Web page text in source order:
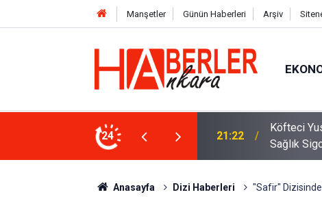
Manşetler Günün Haberleri Arşiv
24
2026! Bayram Primi, Erzak Yardımı ve
12:33 Sürücüler
Anasayfa Dizi Haberleri "Safir"